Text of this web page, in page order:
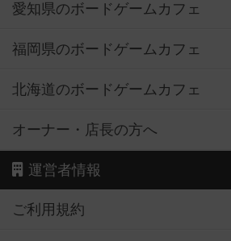
愛知県のボードゲームカフェ
福岡県のボードゲームカフェ
北海道のボードゲームカフェ
オーナー・店長の方へ
運営者情報
ご利用規約